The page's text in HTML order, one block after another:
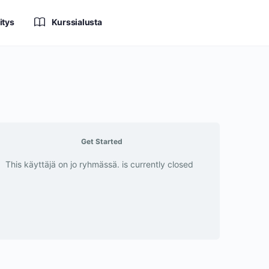
Kurssialusta
Get Started
This käyttäjä on jo ryhmässä. is currently closed